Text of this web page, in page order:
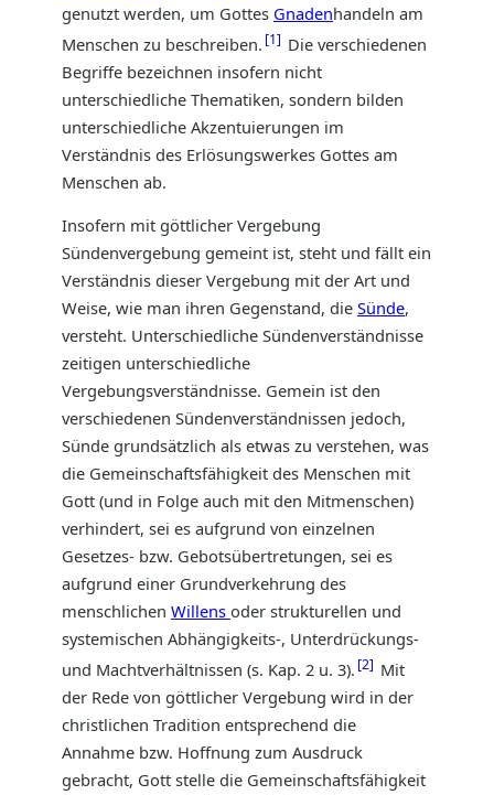
genutzt werden, um Gottes Gnadenhandeln am
Menschen zu beschreiben. 1
Die verschiedenen
Begriffe bezeichnen insofern nicht
unterschiedliche Thematiken, sondern bilden
unterschiedliche Akzentuierungen im
Verständnis des Erlösungswerkes Gottes am
Menschen ab.
Insofern mit göttlicher Vergebung
Sündenvergebung gemeint ist, steht und fällt ein
Verständnis dieser Vergebung mit der Art und
Weise, wie man ihren Gegenstand, die Sünde,
versteht. Unterschiedliche Sündenverständnisse
zeitigen unterschiedliche
Vergebungsverständnisse. Gemein ist den
verschiedenen Sündenverständnissen jedoch,
Sünde grundsätzlich als etwas zu verstehen, was
die Gemeinschaftsfähigkeit des Menschen mit
Gott (und in Folge auch mit den Mitmenschen)
verhindert, sei es aufgrund von einzelnen
Gesetzes- bzw. Gebotsübertretungen, sei es
aufgrund einer Grundverkehrung des
menschlichen Willens oder strukturellen und
systemischen Abhängigkeits-, Unterdrückungs-
und Machtverhältnissen (s. Kap. 2 u. 3). 2
Mit
der Rede von göttlicher Vergebung wird in der
christlichen Tradition entsprechend die
Annahme bzw. Hoffnung zum Ausdruck
gebracht, Gott stelle die Gemeinschaftsfähigkeit